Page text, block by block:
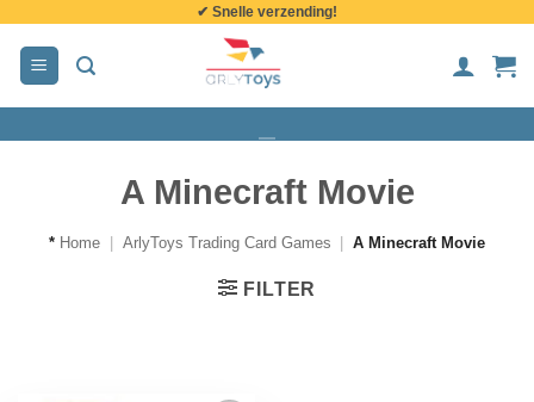
inhoud
✔ Snelle verzending!
A Minecraft Movie
* Home ArlyToys Trading Card Games A Minecraft Movie
FILTER